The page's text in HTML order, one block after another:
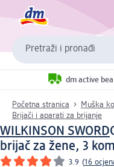
Pretraži i pronađi
dm active
Početna stranica Muška
Brijači i aparati za brijanje
WILKINSON SWORD
brijač za žene, 3
3.9 (16